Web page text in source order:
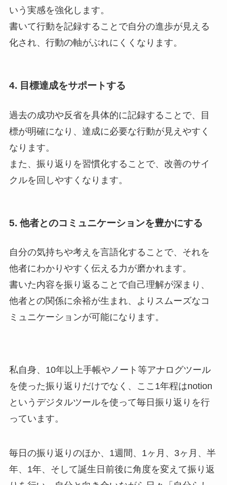
いう実感を強化します。
書いて行動を記録することで自分の進歩が見える
化され、行動の軸がぶれにくくなります。
4. 目標達成をサポートする
過去の成功や反省を具体的に記録することで、目
標が明確になり、達成に必要な行動が見えやすく
なります。
また、振り返りを習慣化することで、改善のサイ
クルを回しやすくなります。
5. 他者とのコミュニケーションを豊かにする
自分の気持ちや考えを言語化することで、それを
他者にわかりやすく伝える力が磨かれます。
書いた内容を振り返ることで自己理解が深まり、
他者との関係に余裕が生まれ、よりスムーズなコ
ミュニケーションが可能になります。
私自身、10年以上手帳やノート等アナログツール
を使った振り返りだけでなく、ここ1年程はnotion
というデジタルツールを使って毎日振り返りを行
っています。
毎日の振り返りのほか、1週間、1ヶ月、3ヶ月、半
年、1年、そして誕生日前後に角度を変えて振り返